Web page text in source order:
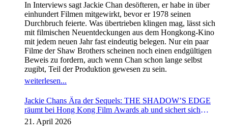
In Interviews sagt Jackie Chan desöfteren, er habe in über
einhundert Filmen mitgewirkt, bevor er 1978 seinen
Durchbruch feierte. Was übertrieben klingen mag, lässt sich
mit filmischen Neuentdeckungen aus dem Hongkong-Kino
mit jedem neuen Jahr fast eindeutig belegen. Nur ein paar
Filme der Shaw Brothers scheinen noch einen endgültigen
Beweis zu fordern, auch wenn Chan schon lange selbst
zugibt, Teil der Produktion gewesen zu sein.
weiterlesen...
Jackie Chans Ära der Sequels: THE SHADOW’S EDGE
räumt bei Hong Kong Film Awards ab und sichert sich
Fortsetzung
21. April 2026